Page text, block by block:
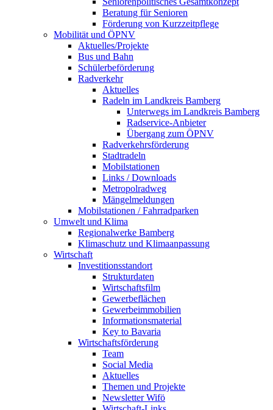
Beratung für Senioren
Förderung von Kurzzeitpflege
Mobilität und ÖPNV
Aktuelles/Projekte
Bus und Bahn
Schülerbeförderung
Radverkehr
Aktuelles
Radeln im Landkreis Bamberg
Unterwegs im Landkreis Bamberg
Radservice-Anbieter
Übergang zum ÖPNV
Radverkehrsförderung
Stadtradeln
Mobilstationen
Links / Downloads
Metropolradweg
Mängelmeldungen
Mobilstationen / Fahrradparken
Umwelt und Klima
Regionalwerke Bamberg
Klimaschutz und Klimaanpassung
Wirtschaft
Investitionsstandort
Strukturdaten
Wirtschaftsfilm
Gewerbeflächen
Gewerbeimmobilien
Informationsmaterial
Key to Bavaria
Wirtschaftsförderung
Team
Social Media
Aktuelles
Themen und Projekte
Newsletter Wifö